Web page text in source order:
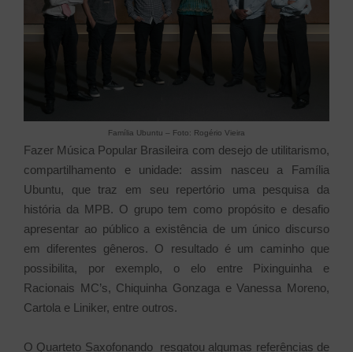
Família Ubuntu – Foto: Rogério Vieira
Fazer Música Popular Brasileira com desejo de utilitarismo,
compartilhamento e unidade: assim nasceu a Família
Ubuntu, que traz em seu repertório uma pesquisa da
história da MPB. O grupo tem como propósito e desafio
apresentar ao público a existência de um único discurso
em diferentes gêneros. O resultado é um caminho que
possibilita, por exemplo, o elo entre Pixinguinha e
Racionais MC’s, Chiquinha Gonzaga e Vanessa Moreno,
Cartola e Liniker, entre outros.
O Quarteto Saxofonando resgatou algumas referências de